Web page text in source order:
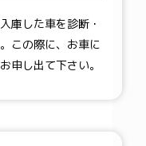
庫した車を診断・
この際に、お車に
申し出て下さい。